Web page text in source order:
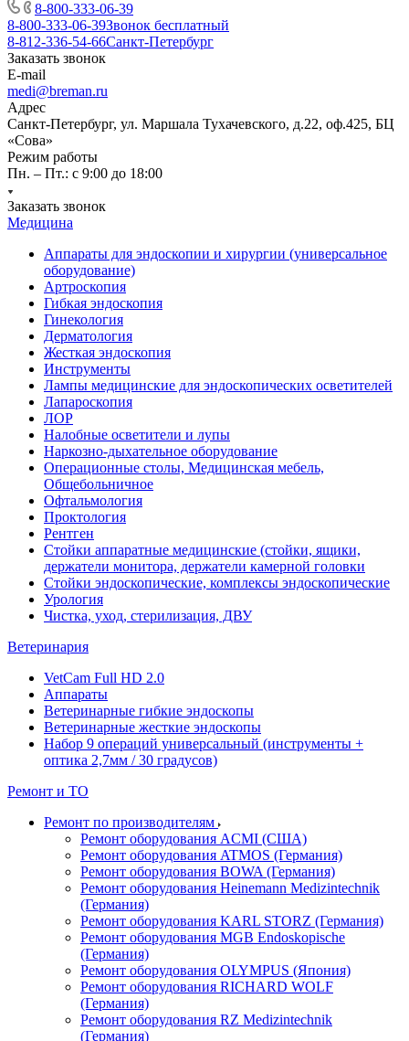
8-800-333-06-39
8-800-333-06-39Звонок бесплатный
8-812-336-54-66Санкт-Петербург
Заказать звонок
E-mail
medi@breman.ru
Адрес
Санкт-Петербург, ул. Маршала Тухачевского, д.22, оф.425, БЦ
«Сова»
Режим работы
Пн. – Пт.: с 9:00 до 18:00
Заказать звонок
Медицина
Аппараты для эндоскопии и хирургии (универсальное
оборудование)
Артроскопия
Гибкая эндоскопия
Гинекология
Дерматология
Жесткая эндоскопия
Инструменты
Лампы медицинские для эндоскопических осветителей
Лапароскопия
ЛОР
Налобные осветители и лупы
Наркозно-дыхательное оборудование
Операционные столы, Медицинская мебель,
Общебольничное
Офтальмология
Проктология
Рентген
Стойки аппаратные медицинские (стойки, ящики,
держатели монитора, держатели камерной головки
Стойки эндоскопические, комплексы эндоскопические
Урология
Чистка, уход, стерилизация, ДВУ
Ветеринария
VetCam Full HD 2.0
Аппараты
Ветеринарные гибкие эндоскопы
Ветеринарные жесткие эндоскопы
Набор 9 операций универсальный (инструменты +
оптика 2,7мм / 30 градусов)
Ремонт и ТО
Ремонт по производителям
Ремонт оборудования ACMI (США)
Ремонт оборудования ATMOS (Германия)
Ремонт оборудования BOWA (Германия)
Ремонт оборудования Heinemann Medizintechnik
(Германия)
Ремонт оборудования KARL STORZ (Германия)
Ремонт оборудования MGB Endoskopische
(Германия)
Ремонт оборудования OLYMPUS (Япония)
Ремонт оборудования RICHARD WOLF
(Германия)
Ремонт оборудования RZ Medizintechnik
(Германия)